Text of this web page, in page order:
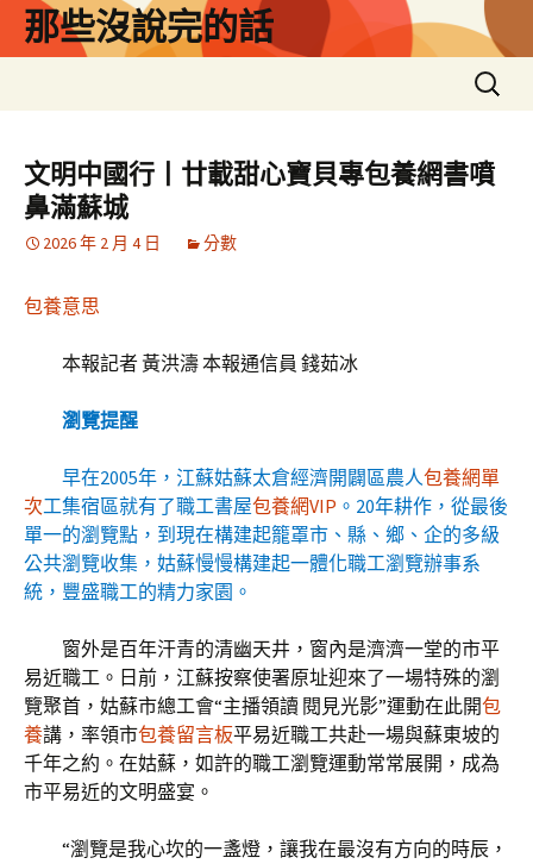
那些沒說完的話
搜
尋
鍵
字:
文明中國行丨廿載甜心寶貝專包養網書噴
鼻滿蘇城
2026 年 2 月 4 日 分數
包養意思
本報記者 黃洪濤 本報通信員 錢茹冰
瀏覽提醒
早在2005年，江蘇姑蘇太倉經濟開闢區農人包養網單
次工集宿區就有了職工書屋包養網VIP 。20年耕作，從最後
單一的瀏覽點，到現在構建起籠罩市、縣、鄉、企的多級
公共瀏覽收集，姑蘇慢慢構建起一體化職工瀏覽辦事系
統，豐盛職工的精力家園。
窗外是百年汗青的清幽天井，窗內是濟濟一堂的市平
易近職工。日前，江蘇按察使署原址迎來了一場特殊的瀏
覽聚首，姑蘇市總工會“主播領讀 閱見光影”運動在此開包
養講，率領市包養留言板平易近職工共赴一場與蘇東坡的
千年之約。在姑蘇，如許的職工瀏覽運動常常展開，成為
市平易近的文明盛宴。
“瀏覽是我心坎的一盞燈，讓我在最沒有方向的時辰，